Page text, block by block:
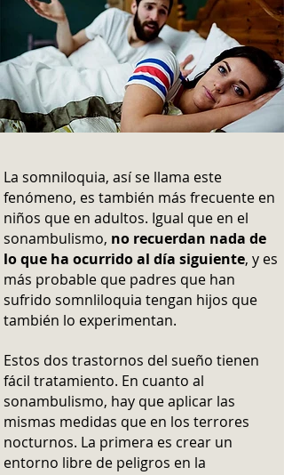
La somniloquia, así se llama este
fenómeno, es también más frecuente en
niños que en adultos. Igual que en el
sonambulismo, no recuerdan nada de
lo que ha ocurrido al día siguiente, y es
más probable que padres que han
sufrido somnliloquia tengan hijos que
también lo experimentan.
Estos dos trastornos del sueño tienen
fácil tratamiento. En cuanto al
sonambulismo, hay que aplicar las
mismas medidas que en los terrores
nocturnos. La primera es crear un
entorno libre de peligros en la